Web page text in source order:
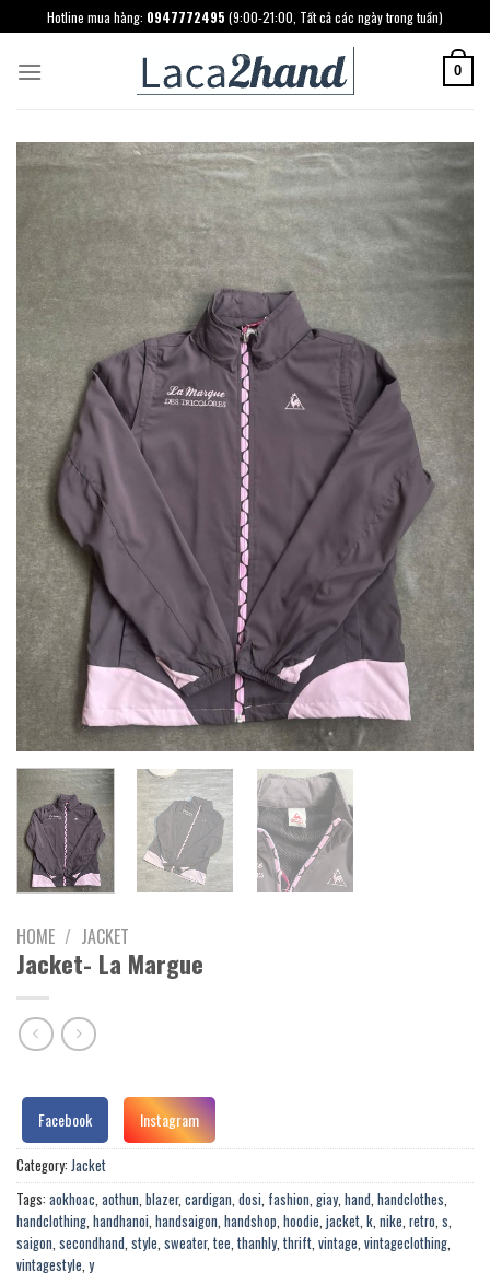
to
content
Hotline mua hàng: 0947772495 (9:00-21:00, Tất cả các ngày trong tuần)
0
HOME / JACKET
Jacket- La Margue
Facebook Instagram
Category: Jacket
Tags: aokhoac, aothun, blazer, cardigan, dosi, fashion, giay, hand, handclothes,
handclothing, handhanoi, handsaigon, handshop, hoodie, jacket, k, nike, retro, s,
saigon, secondhand, style, sweater, tee, thanhly, thrift, vintage, vintageclothing,
vintagestyle, y